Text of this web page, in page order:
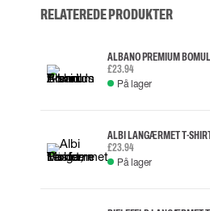
RELATEREDE PRODUKTER
ALBANO PREMIUM
£23.94
På lager
ALBI LANGÆRMET T-
£23.94
På lager